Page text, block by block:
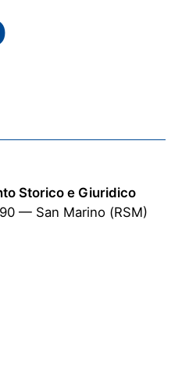
Storico e Giuridico
— San Marino (RSM)